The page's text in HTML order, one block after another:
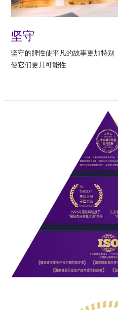
坚守
坚守的脾性使平凡的故事更加特别
使它们更具可能性